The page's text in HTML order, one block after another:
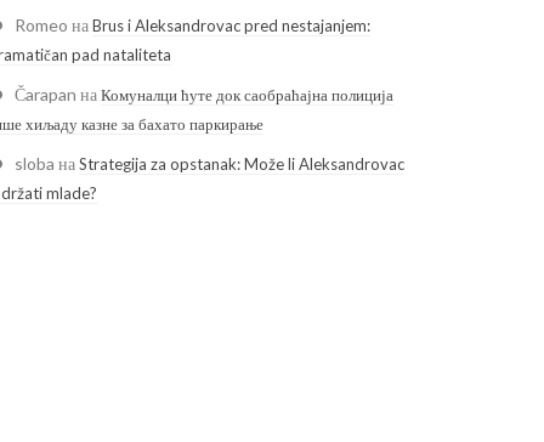
Romeo наBrus i Aleksandrovac pred nestajanjem:
pad nataliteta
Čarapan наКомуналци ћуте док саобраћајна полиција
хиљаду казне за бахато паркирање
sloba наStrategija za opstanak: Može li Aleksandrovac
mlade?